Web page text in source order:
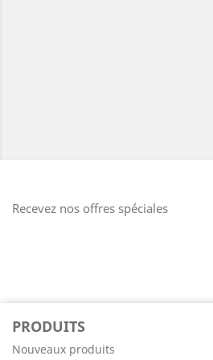
Recevez nos offres spéciales
PRODUITS
Nouveaux produits